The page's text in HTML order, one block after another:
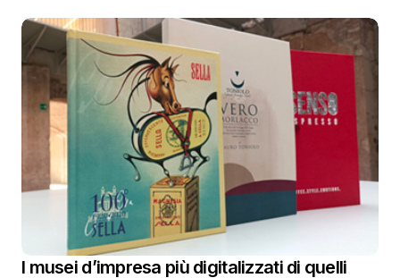
I musei d’impresa più digitalizzati di quelli